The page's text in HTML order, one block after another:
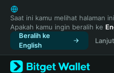
English
日本語
Tiếng Việt
Русский
Español (Latinoamérica)
Türkçe
Saat ini kamu melihat halaman
Apakah kamu ingin beralih ke
Beralih ke
English